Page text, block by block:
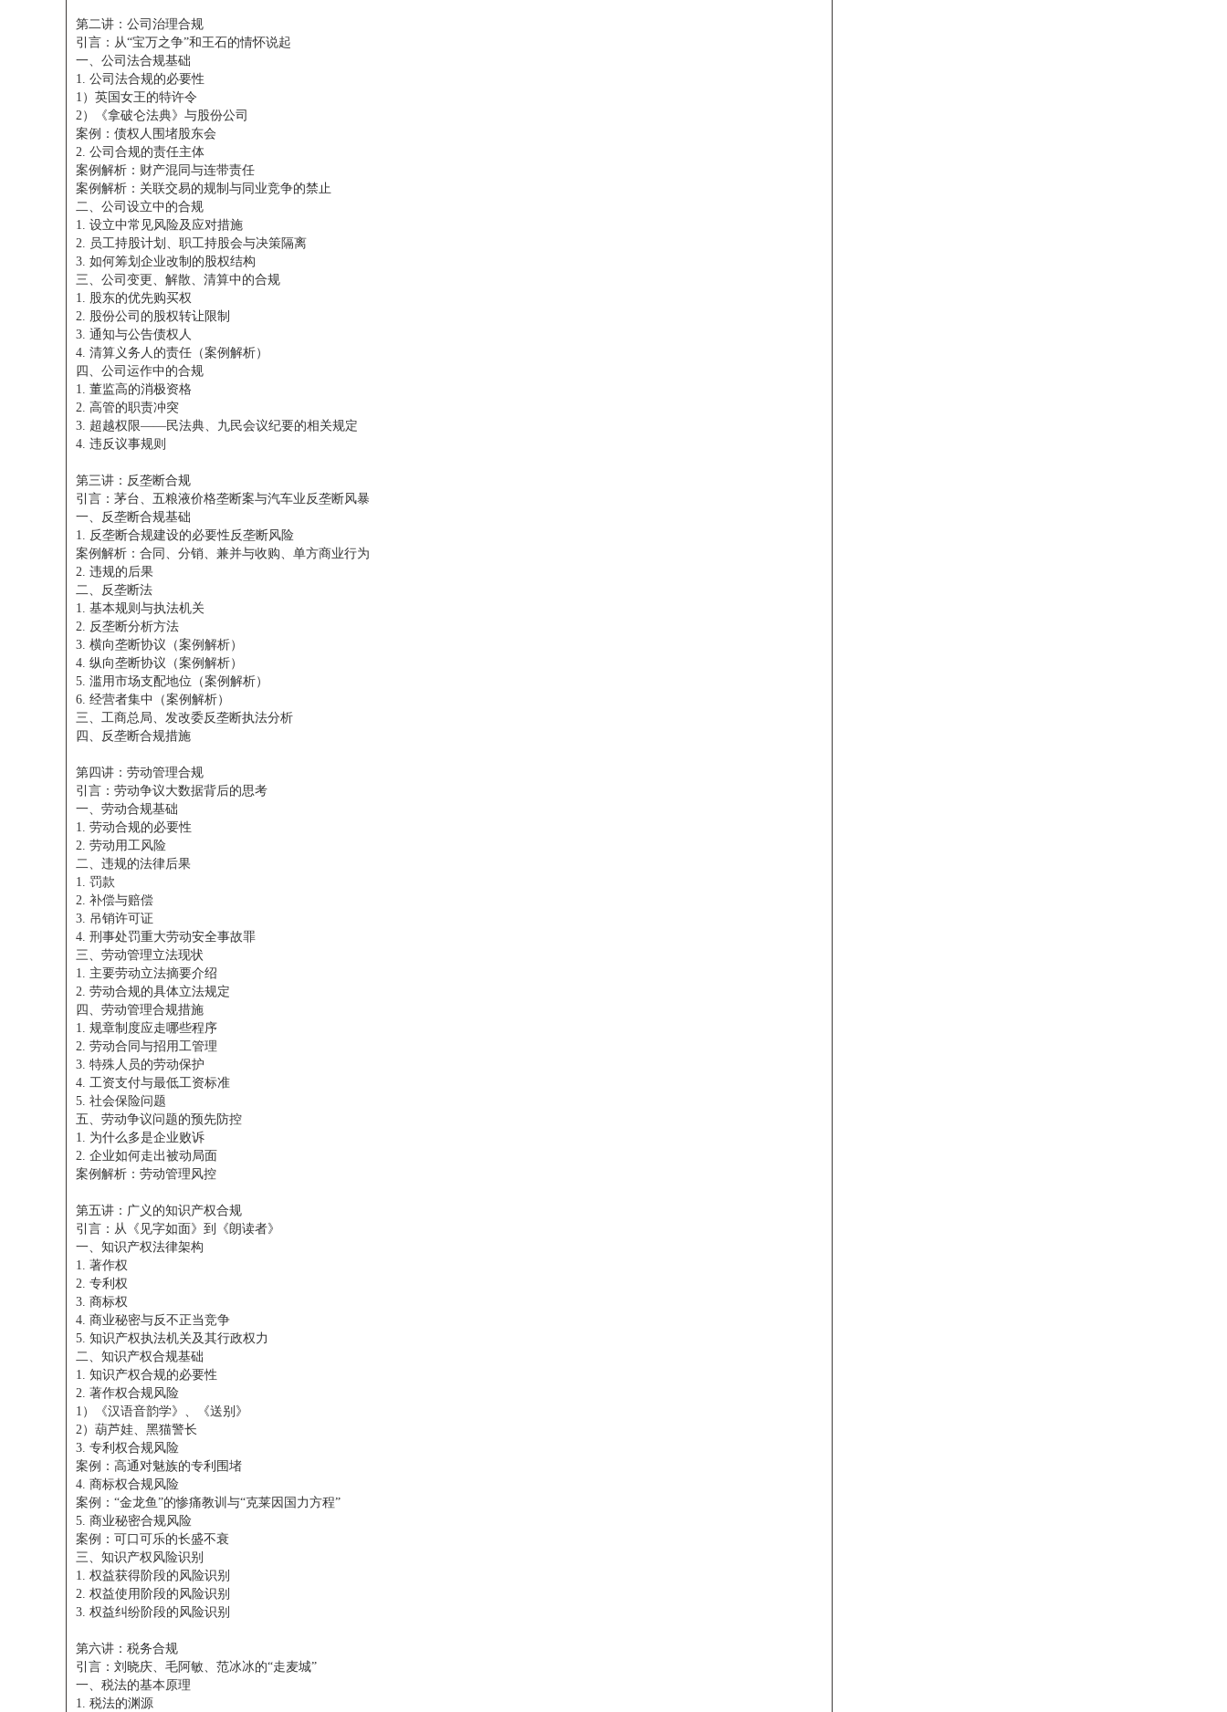
第二讲：公司治理合规
引言：从“宝万之争”和王石的情怀说起
一、公司法合规基础
1. 公司法合规的必要性
1）英国女王的特许令
2）《拿破仑法典》与股份公司
案例：债权人围堵股东会
2. 公司合规的责任主体
案例解析：财产混同与连带责任
案例解析：关联交易的规制与同业竞争的禁止
二、公司设立中的合规
1. 设立中常见风险及应对措施
2. 员工持股计划、职工持股会与决策隔离
3. 如何筹划企业改制的股权结构
三、公司变更、解散、清算中的合规
1. 股东的优先购买权
2. 股份公司的股权转让限制
3. 通知与公告债权人
4. 清算义务人的责任（案例解析）
四、公司运作中的合规
1. 董监高的消极资格
2. 高管的职责冲突
3. 超越权限——民法典、九民会议纪要的相关规定
4. 违反议事规则
第三讲：反垄断合规
引言：茅台、五粮液价格垄断案与汽车业反垄断风暴
一、反垄断合规基础
1. 反垄断合规建设的必要性反垄断风险
案例解析：合同、分销、兼并与收购、单方商业行为
2. 违规的后果
二、反垄断法
1. 基本规则与执法机关
2. 反垄断分析方法
3. 横向垄断协议（案例解析）
4. 纵向垄断协议（案例解析）
5. 滥用市场支配地位（案例解析）
6. 经营者集中（案例解析）
三、工商总局、发改委反垄断执法分析
四、反垄断合规措施
第四讲：劳动管理合规
引言：劳动争议大数据背后的思考
一、劳动合规基础
1. 劳动合规的必要性
2. 劳动用工风险
二、违规的法律后果
1. 罚款
2. 补偿与赔偿
3. 吊销许可证
4. 刑事处罚重大劳动安全事故罪
三、劳动管理立法现状
1. 主要劳动立法摘要介绍
2. 劳动合规的具体立法规定
四、劳动管理合规措施
1. 规章制度应走哪些程序
2. 劳动合同与招用工管理
3. 特殊人员的劳动保护
4. 工资支付与最低工资标准
5. 社会保险问题
五、劳动争议问题的预先防控
1. 为什么多是企业败诉
2. 企业如何走出被动局面
案例解析：劳动管理风控
第五讲：广义的知识产权合规
引言：从《见字如面》到《朗读者》
一、知识产权法律架构
1. 著作权
2. 专利权
3. 商标权
4. 商业秘密与反不正当竞争
5. 知识产权执法机关及其行政权力
二、知识产权合规基础
1. 知识产权合规的必要性
2. 著作权合规风险
1）《汉语音韵学》、《送别》
2）葫芦娃、黑猫警长
3. 专利权合规风险
案例：高通对魅族的专利围堵
4. 商标权合规风险
案例：“金龙鱼”的惨痛教训与“克莱因国力方程”
5. 商业秘密合规风险
案例：可口可乐的长盛不衰
三、知识产权风险识别
1. 权益获得阶段的风险识别
2. 权益使用阶段的风险识别
3. 权益纠纷阶段的风险识别
第六讲：税务合规
引言：刘晓庆、毛阿敏、范冰冰的“走麦城”
一、税法的基本原理
1. 税法的渊源